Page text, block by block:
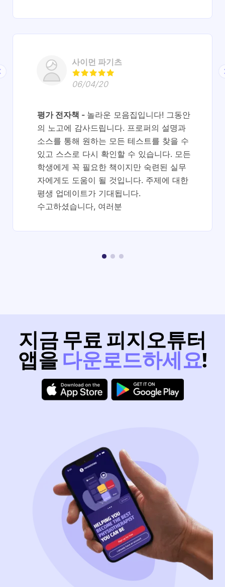
사이먼 파기츠
06/04/20
평가 전자책
놀라운 모음집입니다! 그동안
의 노고에 감사드립니다. 프로퍼의 설명과
소스를 통해 원하는 모든 테스트를 찾을 수
있고 스스로 다시 확인할 수 있습니다. 모든
학생에게 꼭 필요한 책이지만 숙련된 실무
자에게도 도움이 될 것입니다. 주제에 대한
평생 업데이트가 기대됩니다.
수고하셨습니다, 여러분
지금 무료 피지오튜터
앱을 다운로드하세요!